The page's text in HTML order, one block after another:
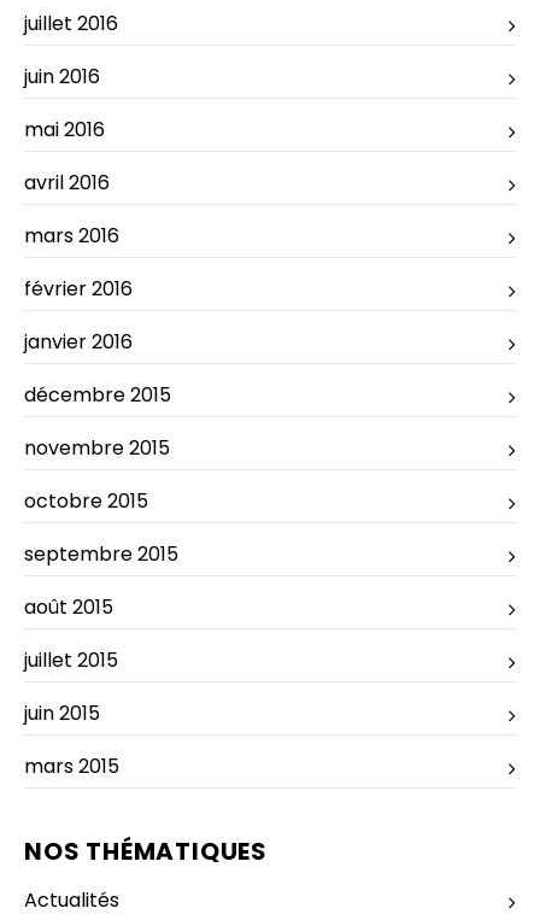
juillet 2016
juin 2016
mai 2016
avril 2016
mars 2016
février 2016
janvier 2016
décembre 2015
novembre 2015
octobre 2015
septembre 2015
août 2015
juillet 2015
juin 2015
mars 2015
NOS THÉMATIQUES
Actualités